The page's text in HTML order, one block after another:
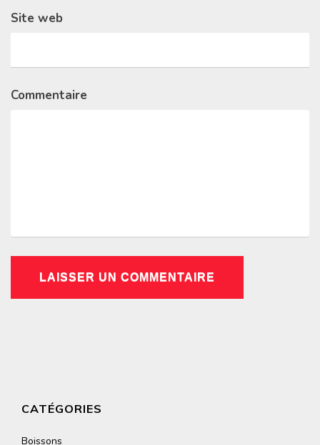
Site web
Commentaire
CATÉGORIES
Boissons